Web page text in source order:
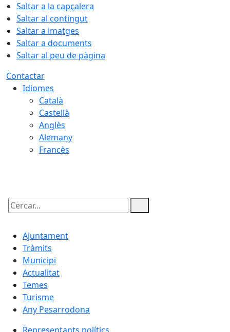
Saltar a la capçalera
Saltar al contingut
Saltar a imatges
Saltar a documents
Saltar al peu de pàgina
Contactar
Idiomes
Català
Castellà
Anglès
Alemany
Francès
Cercar:
Ajuntament
Tràmits
Municipi
Actualitat
Temes
Turisme
Any Pesarrodona